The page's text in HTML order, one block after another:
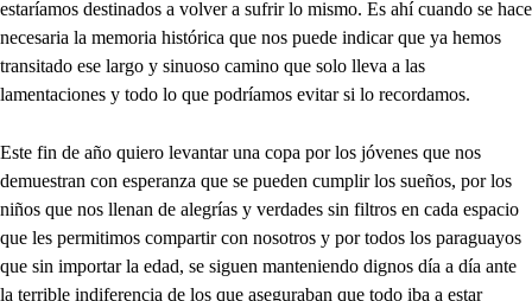
estaríamos destinados a volver a sufrir lo mismo. Es ahí cuando se hace
necesaria la memoria histórica que nos puede indicar que ya hemos
transitado ese largo y sinuoso camino que solo lleva a las
lamentaciones y todo lo que podríamos evitar si lo recordamos.
Este fin de año quiero levantar una copa por los jóvenes que nos
demuestran con esperanza que se pueden cumplir los sueños, por los
niños que nos llenan de alegrías y verdades sin filtros en cada espacio
que les permitimos compartir con nosotros y por todos los paraguayos
que sin importar la edad, se siguen manteniendo dignos día a día ante
la terrible indiferencia de los que aseguraban que todo iba a estar